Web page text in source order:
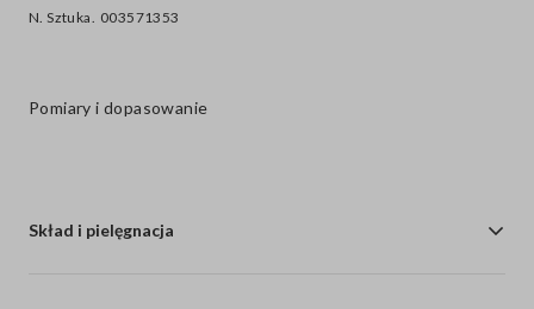
N. Sztuka. 003571353
Pomiary i dopasowanie
Skład i pielęgnacja